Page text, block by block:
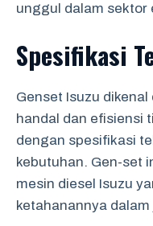
unggul dalam sektor
Spesifikasi
Genset Isuzu
handal dan efisiensi
dengan spesifikasi
kebutuhan. Gen-set
mesin diesel Isuzu
ketahanannya